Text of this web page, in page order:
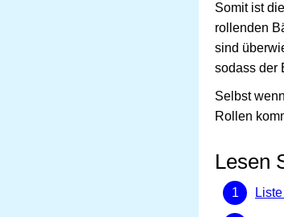
Somit ist die
rollenden
sind
sodass der
Selbst
Rollen
Lesen